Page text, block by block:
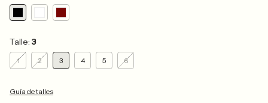
Talle: 3
1 2 3 4 5 6
Guía de talles